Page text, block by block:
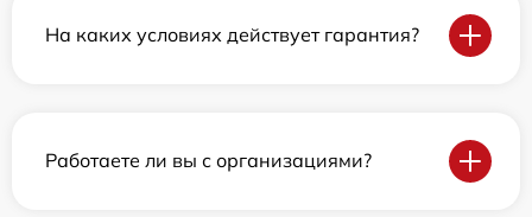
На каких условиях действует гарантия?
Работаете ли вы с организациями?